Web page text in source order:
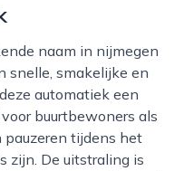
snelle, smakelijke en
automatiek een
buurtbewoners als
tijdens het
zijn. De uitstraling is